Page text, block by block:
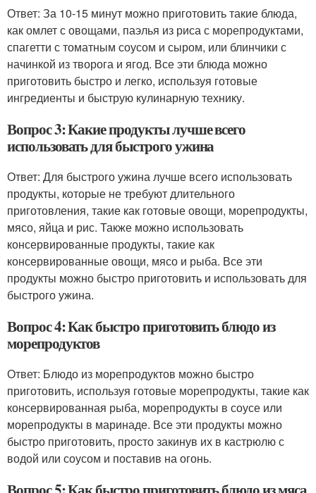
Ответ: За 10-15 минут можно приготовить такие блюда,
как омлет с овощами, паэлья из риса с морепродуктами,
спагетти с томатным соусом и сыром, или блинчики с
начинкой из творога и ягод. Все эти блюда можно
приготовить быстро и легко, используя готовые
ингредиенты и быструю кулинарную технику.
Вопрос 3: Какие продукты лучше всего
использовать для быстрого ужина
Ответ: Для быстрого ужина лучше всего использовать
продукты, которые не требуют длительного
приготовления, такие как готовые овощи, морепродукты,
мясо, яйца и рис. Также можно использовать
консервированные продукты, такие как
консервированные овощи, мясо и рыба. Все эти
продукты можно быстро приготовить и использовать для
быстрого ужина.
Вопрос 4: Как быстро приготовить блюдо из
морепродуктов
Ответ: Блюдо из морепродуктов можно быстро
приготовить, используя готовые морепродукты, такие как
консервированная рыба, морепродукты в соусе или
морепродукты в маринаде. Все эти продукты можно
быстро приготовить, просто закинув их в кастрюлю с
водой или соусом и поставив на огонь.